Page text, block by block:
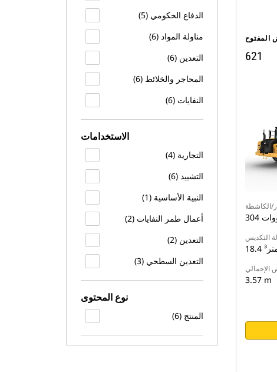
الدفاع الحكومي (5)
مناولة المواد (6)
التعدين (6)
المحاجر والخلائط (6)
النفايات (6)
الاستخدامات
التجارية (4)
التشييد (6)
النبية الأساسية (1)
أعمال طمر النفايات (2)
التعدين (2)
التعدين السطحي (3)
نوع المحتوى
المنتج (6)
621
الكاشطة
التكديس
متر³
الإجمالي
3.57 m